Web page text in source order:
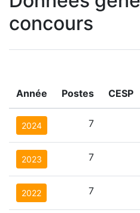
concours
Année Postes CESP
2024 7
2023 7
2022 7